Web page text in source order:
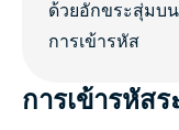
การเข้ารหัส